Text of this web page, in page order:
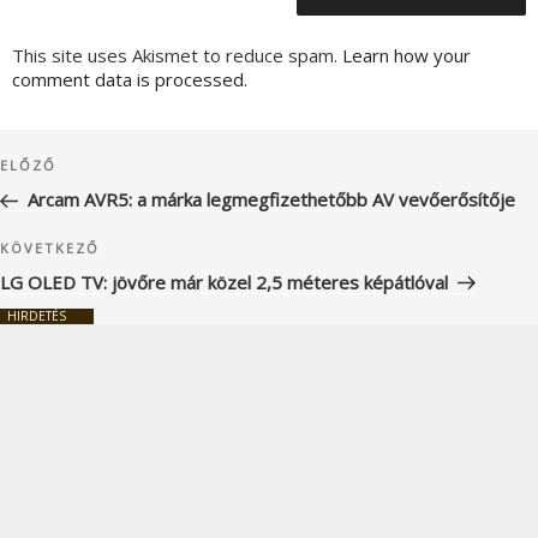
This site uses Akismet to reduce spam. Learn how your
comment data is processed.
navigáció
Korábbi
bejegyzés
ELŐZŐ
Arcam AVR5: a márka legmegfizethetőbb AV vevőerősítője
Következő
bejegyzés
KÖVETKEZŐ
LG OLED TV: jövőre már közel 2,5 méteres képátlóval
HIRDETÉS